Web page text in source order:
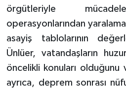
örgütleriyle
operasyonlarından
asayiş tablolarının
Ünlüer, vatandaşların
öncelikli konuları olduğunu
ayrıca, deprem sonrası